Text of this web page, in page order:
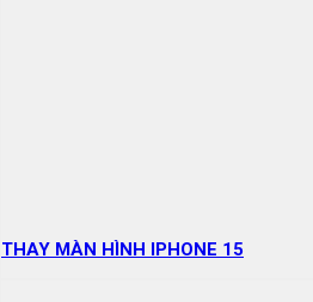
THAY MÀN HÌNH IPHONE 15